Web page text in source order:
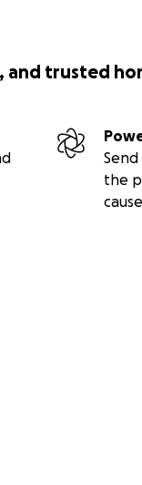
and trusted
the